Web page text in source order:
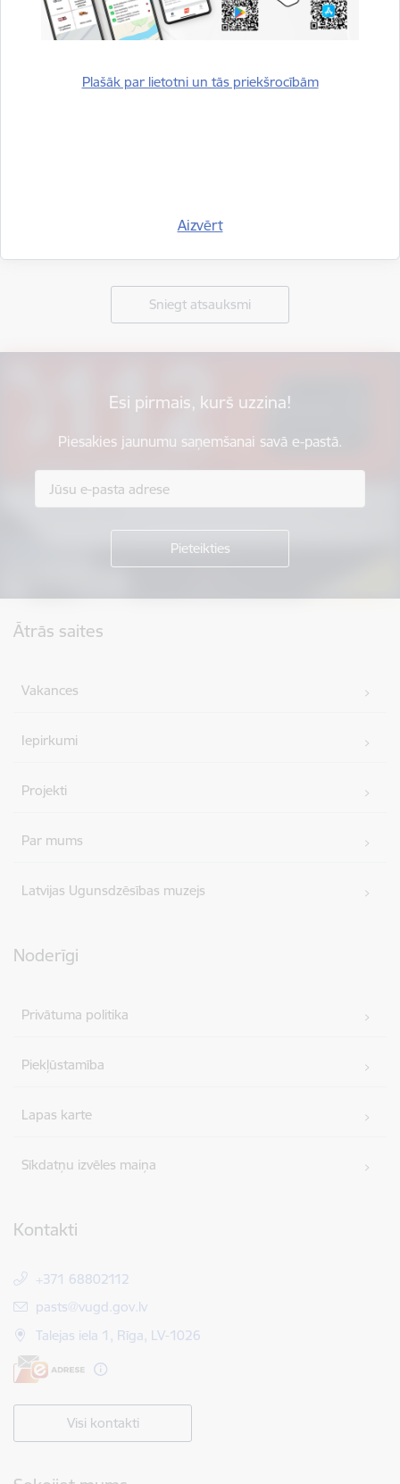
Plašāk par lietotni un tās priekšrocībām
Aizvērt
Sniegt atsauksmi
Esi pirmais, kurš uzzina!
Piesakies jaunumu saņemšanai savā e-pastā.
Ātrās saites
Vakances
Iepirkumi
Projekti
Par mums
Latvijas Ugunsdzēsības muzejs
Noderīgi
Privātuma politika
Piekļūstamība
Lapas karte
Sīkdatņu izvēles maiņa
Kontakti
+371 68802112
E-pasts:
pasts@vugd.gov.lv
Talejas iela 1, Rīga, LV-1026
Visi kontakti